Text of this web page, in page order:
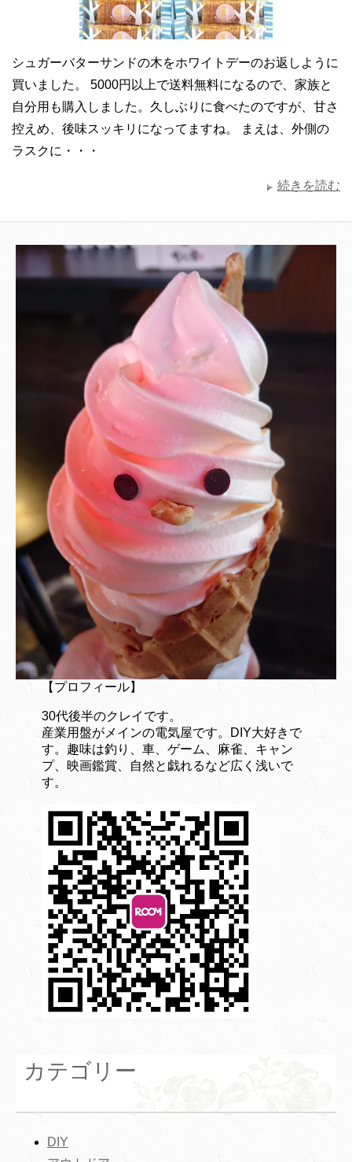
シュガーバターサンドの木をホワイトデーのお返しように
買いました。 5000円以上で送料無料になるので、家族と
自分用も購入しました。久しぶりに食べたのですが、甘さ
控えめ、後味スッキリになってますね。 まえは、外側の
ラスクに・・・
続きを読む
【プロフィール】
30代後半のクレイです。
産業用盤がメインの電気屋です。DIY大好きで
す。趣味は釣り、車、ゲーム、麻雀、キャン
プ、映画鑑賞、自然と戯れるなど広く浅いで
す。
カテゴリー
DIY